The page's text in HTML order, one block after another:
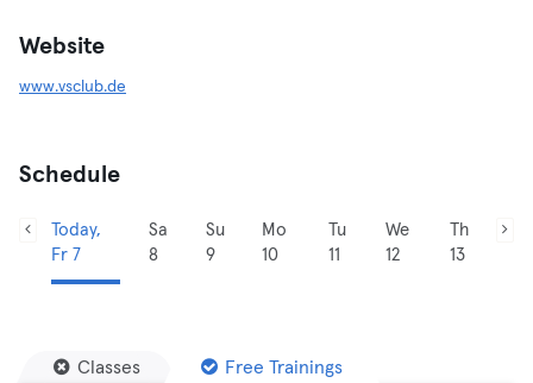
Website
www.vsclub.de
Schedule
Today,
Fr 7
Sa
8
Su
9
Mo
10
Tu
11
We
12
Th
13
Classes Free Trainings